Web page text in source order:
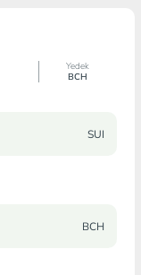
Yedek
BCH
SUI
BCH